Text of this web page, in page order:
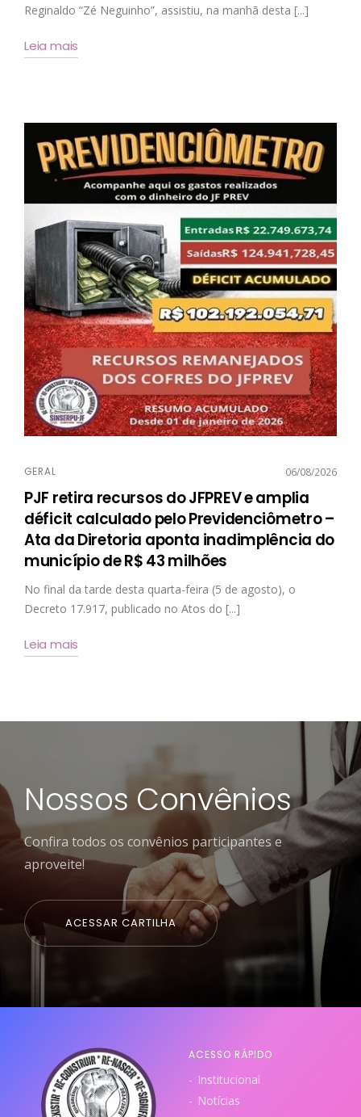
Reginaldo “Zé Neguinho”, assistiu, na manhã desta [...]
Leia mais
GERAL 06/08/2026
PJF retira recursos do JFPREV e amplia
déficit calculado pelo Previdenciômetro –
Ata da Diretoria aponta inadimplência do
município de R$ 43 milhões
No final da tarde desta quarta-feira (5 de agosto), o
Decreto 17.917, publicado no Atos do [...]
Leia mais
Nossos Convênios
Confira todos os convênios participantes e
aproveite!
ACESSAR CARTILHA
ACESSO RÁPIDO
Institucional
Notícias